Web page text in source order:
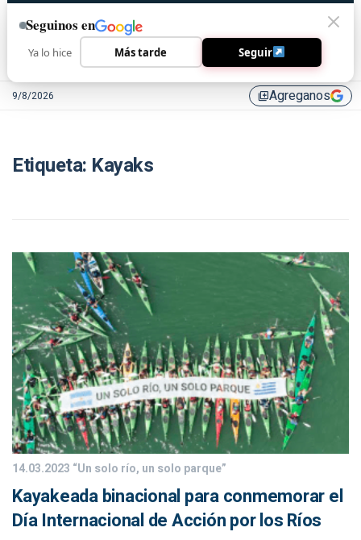
9/8/2026 library_addAgreganos
Etiqueta: Kayaks
14.03.2023 “Un solo río, un solo parque”
Kayakeada binacional para conmemorar el
Día Internacional de Acción por los Ríos
Seguinos en
Ya lo hice Más tarde Seguir